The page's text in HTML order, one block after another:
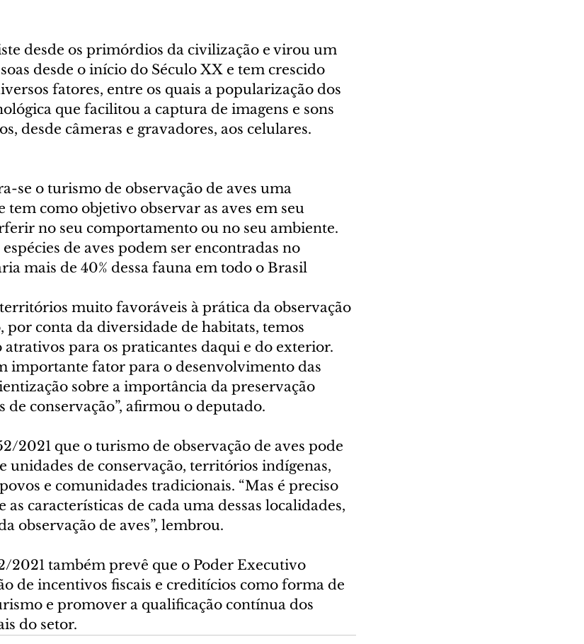
desde os primórdios da civilização e virou um
desde o início do Século XX e tem crescido
fatores, entre os quais a popularização dos
que facilitou a captura de imagens e sons
desde câmeras e gravadores, aos celulares.
se o turismo de observação de aves uma
tem como objetivo observar as aves em seu
no seu comportamento ou no seu ambiente.
de aves podem ser encontradas no
mais de 40% dessa fauna em todo o Brasil
muito favoráveis à prática da observação
por conta da diversidade de habitats, temos
atrativos para os praticantes daqui e do exterior.
importante fator para o desenvolvimento das
sobre a importância da preservação
de conservação”, afirmou o deputado.
2021 que o turismo de observação de aves pode
unidades de conservação, territórios indígenas,
e comunidades tradicionais. “Mas é preciso
características de cada uma dessas localidades,
observação de aves”, lembrou.
2021 também prevê que o Poder Executivo
de incentivos fiscais e creditícios como forma de
e promover a qualificação contínua dos
do setor.